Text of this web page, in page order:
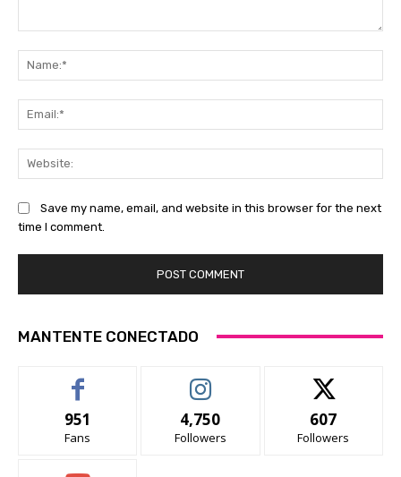
Save my name, email, and website in this browser for the next
time I comment.
MANTENTE CONECTADO
951
Fans
4,750
Followers
607
Followers